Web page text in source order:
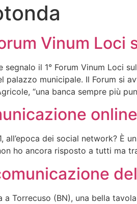
Vinum Loci
segnalo il 1° Forum Vinum Loci
palazzo municipale. Il Forum si
“una banca sempre più
all’epoca dei social network? È
ho ancora risposto a tutti ma
Torrecuso (BN), una bella